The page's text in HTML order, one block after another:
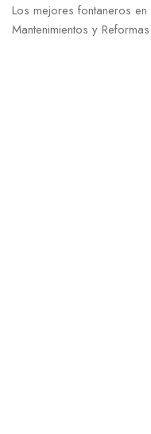
Los mejores fontaneros
Mantenimientos y Reformas.